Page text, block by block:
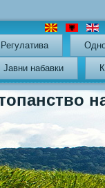
Јавни набавки
на